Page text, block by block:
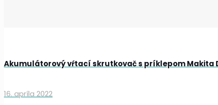
Akumulátorový vŕtací skrutkovač s príklepom Makita
16. apríla 2022